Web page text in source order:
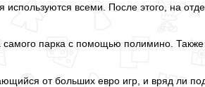
всеми. После этого, на
самого парка с помощью полимино.
от больших евро игр, и вряд ли